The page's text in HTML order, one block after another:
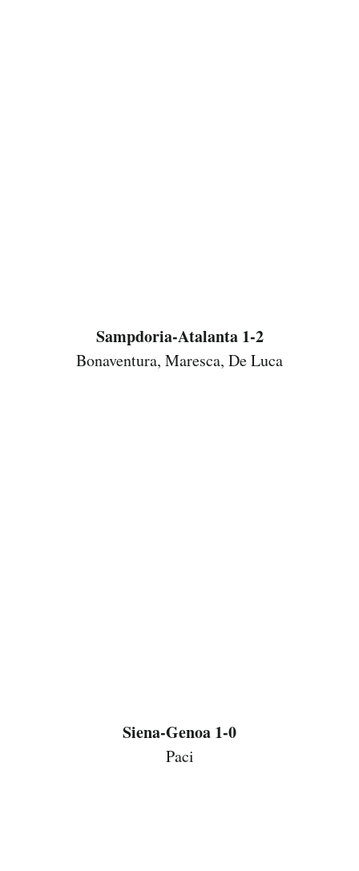
Sampdoria-Atalanta 1-2
Bonaventura, Maresca, De Luca
Siena-Genoa 1-0
Paci